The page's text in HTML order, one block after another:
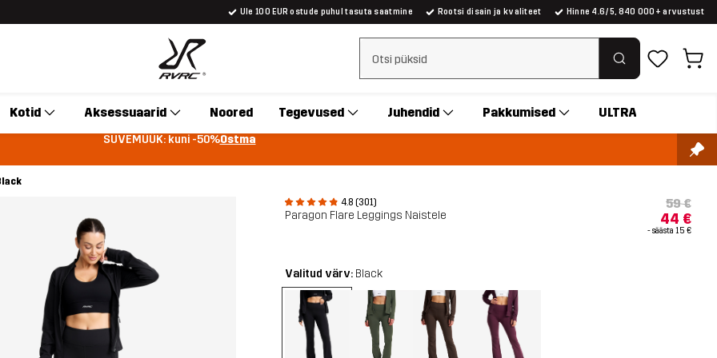
Üle 100 EUR ostude puhul tasuta saatmine Rootsi disain ja kvaliteet Hinne 4.6/5, 840 000+ arvustust
Tühjenda otsing
Kotid Aksessuaarid Noored Tegevused Juhendid Pakkumised ULTRA
SUVEMÜÜK: kuni -50%Ostma
4.8 (301)
Paragon Flare Leggings Naistele
59 €
44 €
- säästa 15 €
Valitud värv: Black